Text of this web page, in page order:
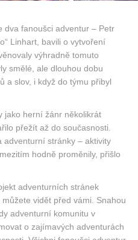
dva fanoušci adventur – Petr
Linhart, bavili o vytvoření
výhradně tomuto
smělé, ale dlouhou dobu
a slov, i když do týmu přibyl
jako herní žánr několikrát
přežít až do současnosti.
adventurní stránky – aktivity
hodně proměnily, přišlo
adventurních stránek
vidět před vámi. Snahou
adventurní komunitu v
o zajímavých adventurách